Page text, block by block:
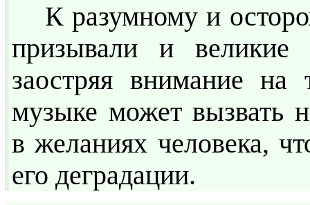
К разумному и
призывали и великие
заостряя внимание на
музыке может вызвать
в желаниях человека,
его деградации.